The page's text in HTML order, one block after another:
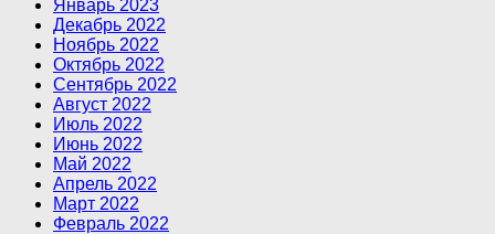
Январь 2023
Декабрь 2022
Ноябрь 2022
Октябрь 2022
Сентябрь 2022
Август 2022
Июль 2022
Июнь 2022
Май 2022
Апрель 2022
Март 2022
Февраль 2022